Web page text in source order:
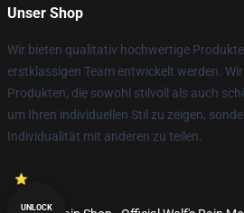
Unser Shop
Wir bieten qualitativ hochwertige
erstklassigen Team entwickelt werden.
Produkten, die sowohl stilvoll als auch
um Ihren individuellen Stil zu zeigen,
Individualität mit anderen zu teilen.
UNLOCK